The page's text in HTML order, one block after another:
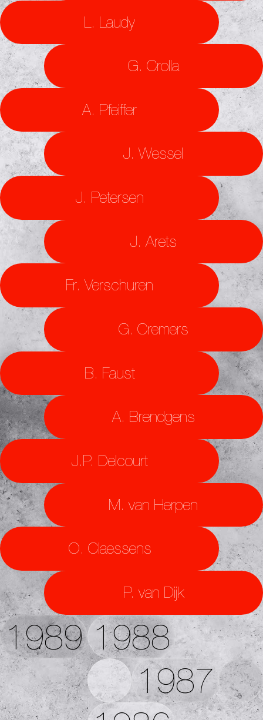
L. Laudy
G. Crolla
A. Pfeiffer
J. Wessel
J. Petersen
J. Arets
Fr. Verschuren
G. Cremers
B. Faust
A. Brendgens
J.P. Delcourt
M. van Herpen
O. Claessens
P. van Dijk
1989 1988
1987